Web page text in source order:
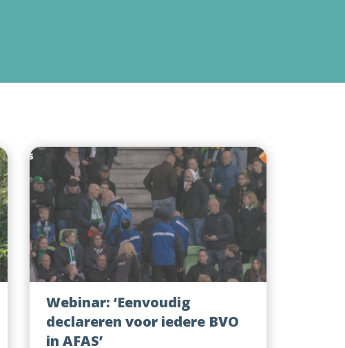
Webinar: ‘Eenvoudig
declareren voor iedere BVO
in AFAS’